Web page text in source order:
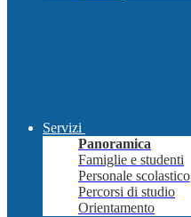
Servizi
Panoramica
Famiglie e studenti
Personale scolastico
Percorsi di studio
Orientamento